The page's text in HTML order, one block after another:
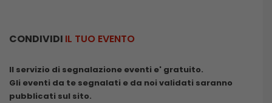
CONDIVIDI IL TUO EVENTO
Il servizio di segnalazione eventi e' gratuito.
Gli eventi da te segnalati e da noi validati saranno
pubblicati sul sito.